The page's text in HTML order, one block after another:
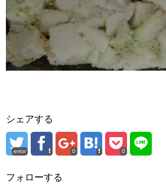
シェアする
error 0 0
フォローする